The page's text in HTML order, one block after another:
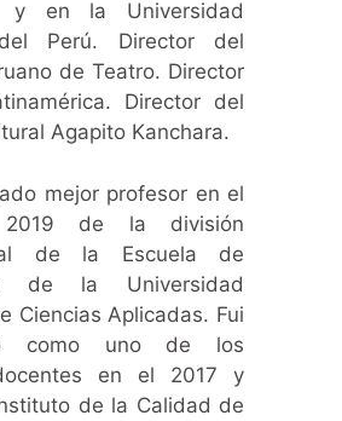
y en la Universidad
Perú. Director del
de Teatro. Director
Director del
Agapito Kanchara.
mejor profesor en el
de la división
de la Escuela de
de la Universidad
Ciencias Aplicadas. Fui
como uno de los
en el 2017 y
de la Calidad de